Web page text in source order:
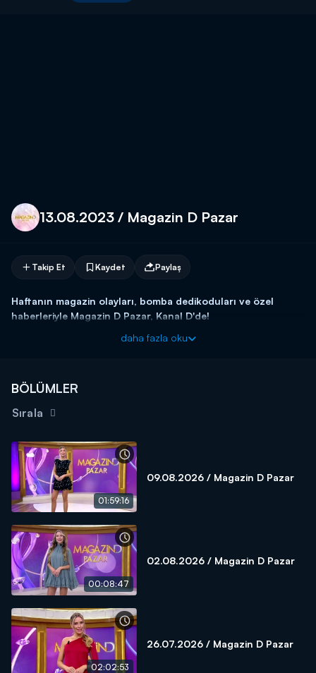
13.08.2023 / Magazin D Pazar
Takip Et Kaydet Paylaş
Haftanın magazin olayları, bomba dedikoduları ve özel
haberleriyle Magazin D Pazar, Kanal D'de!
daha fazla oku
BÖLÜMLER
Sırala
01:59:16
09.08.2026 / Magazin D Pazar
00:08:47
02.08.2026 / Magazin D Pazar
02:02:53
26.07.2026 / Magazin D Pazar